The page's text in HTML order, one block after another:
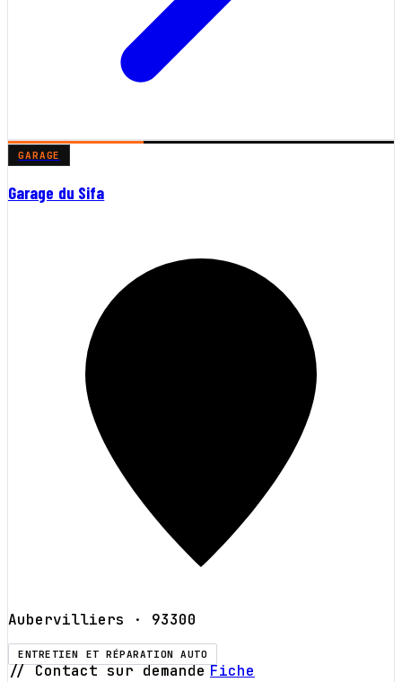
GARAGE
Garage du Sifa
Aubervilliers · 93300
ENTRETIEN ET RÉPARATION AUTO
// Contact sur demande Fiche